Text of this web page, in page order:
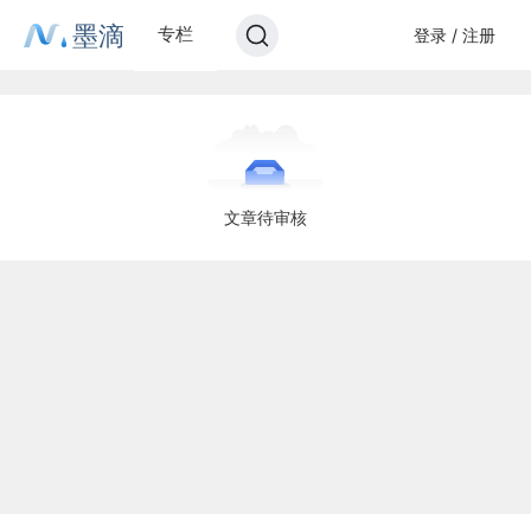
墨滴 专栏 登录 / 注册
文章待审核